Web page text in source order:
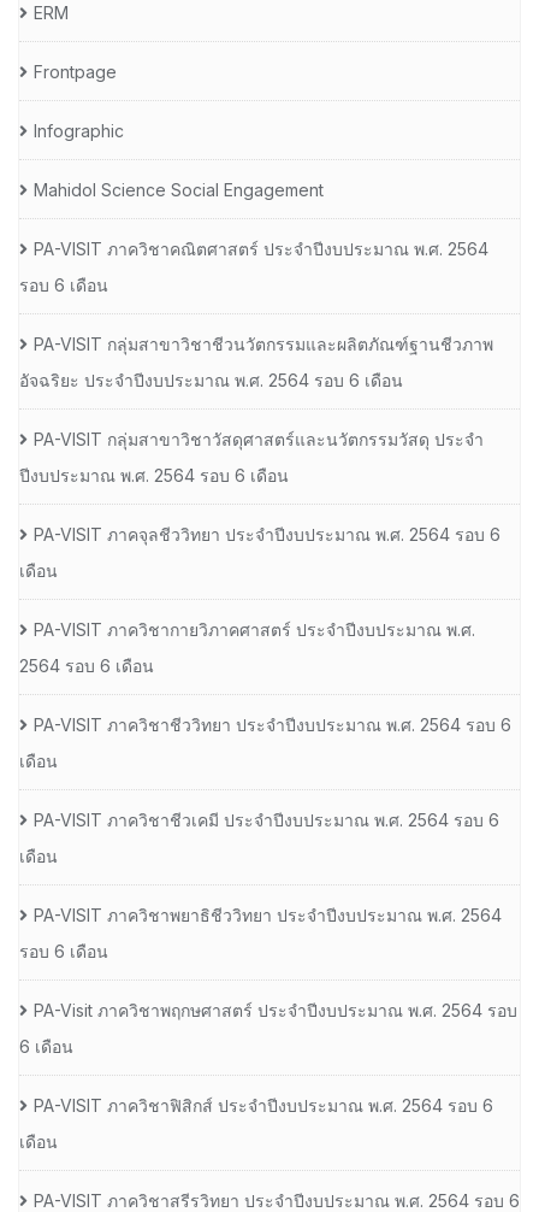
ERM
Frontpage
Infographic
Mahidol Science Social Engagement
PA-VISIT ภาควิชาคณิตศาสตร์ ประจำปีงบประมาณ พ.ศ. 2564
รอบ 6 เดือน
PA-VISIT กลุ่มสาขาวิชาชีวนวัตกรรมและผลิตภัณฑ์ฐานชีวภาพ
อัจฉริยะ ประจำปีงบประมาณ พ.ศ. 2564 รอบ 6 เดือน
PA-VISIT กลุ่มสาขาวิชาวัสดุศาสตร์และนวัตกรรมวัสดุ ประจำ
ปีงบประมาณ พ.ศ. 2564 รอบ 6 เดือน
PA-VISIT ภาคจุลชีววิทยา ประจำปีงบประมาณ พ.ศ. 2564 รอบ 6
เดือน
PA-VISIT ภาควิชากายวิภาคศาสตร์ ประจำปีงบประมาณ พ.ศ.
2564 รอบ 6 เดือน
PA-VISIT ภาควิชาชีววิทยา ประจำปีงบประมาณ พ.ศ. 2564 รอบ 6
เดือน
PA-VISIT ภาควิชาชีวเคมี ประจำปีงบประมาณ พ.ศ. 2564 รอบ 6
เดือน
PA-VISIT ภาควิชาพยาธิชีววิทยา ประจำปีงบประมาณ พ.ศ. 2564
รอบ 6 เดือน
PA-Visit ภาควิชาพฤกษศาสตร์ ประจำปีงบประมาณ พ.ศ. 2564 รอบ
6 เดือน
PA-VISIT ภาควิชาฟิสิกส์ ประจำปีงบประมาณ พ.ศ. 2564 รอบ 6
เดือน
PA-VISIT ภาควิชาสรีรวิทยา ประจำปีงบประมาณ พ.ศ. 2564 รอบ 6